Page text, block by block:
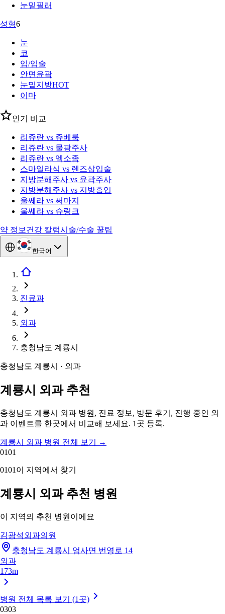
눈밑필러
성형6
눈
코
입/입술
안면윤곽
눈밑지방HOT
이마
인기 비교
리쥬란 vs 쥬베룩
리쥬란 vs 물광주사
리쥬란 vs 엑소좀
스마일라식 vs 렌즈삽입술
지방분해주사 vs 윤곽주사
지방분해주사 vs 지방흡입
울쎄라 vs 써마지
울쎄라 vs 슈링크
약 정보 건강 칼럼시술/수술 꿀팁
한국어
진료과
외과
충청남도 계룡시
충청남도 계룡시 · 외과
계룡시 외과 추천
충청남도 계룡시 외과 병원, 진료 정보, 방문 후기, 진행 중인 외
과 이벤트를 한곳에서 비교해 보세요. 1곳 등록.
계룡시 외과 병원 전체 보기
→
0101
0101 이 지역에서 찾기
계룡시 외과 추천 병원
이 지역의 추천 병원이에요
김광석외과의원
충청남도 계룡시 엄사면 번영로 14
외과
173m
병원 전체 목록 보기 (1곳)
0303